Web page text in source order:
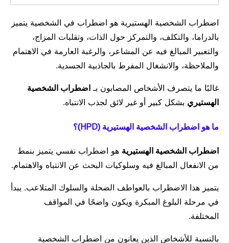
اضطراب الشخصية الهستيرية هو اضطراب في الشخصية يتميز
بالدراما، والتكلف، والتمركز حول الذات، وتقلبات المزاج،
والتعبير المبالغ فيه عن المشاعر، والرغبة العارمة في الاهتمام
والملاحظة، والانشغال المفرط بالجاذبية الجسدية.
غالبًا ما يتصرف الأشخاص المصابون بـ اضطراب الشخصية
الهستيري بشكل كبير أو غير لائق لجذب الانتباه.
ما هو اضطراب الشخصية الهستيرية (HPD)؟
اضطراب الشخصية الهستيرية هو اضطراب نفسي يتميز بنمط
من الانفعال المبالغ فيه وسلوكيات البحث عن الانتباه والاهتمام.
يتميز هذا الاضطراب بالعواطف الضحلة والسلوك المتلاعب. يبدأ
في مرحلة البلوغ المبكرة ويكون واضحًا في المواقف
المختلفة.
بالنسبة للأشخاص الذين يعانون من اضطراب الشخصية